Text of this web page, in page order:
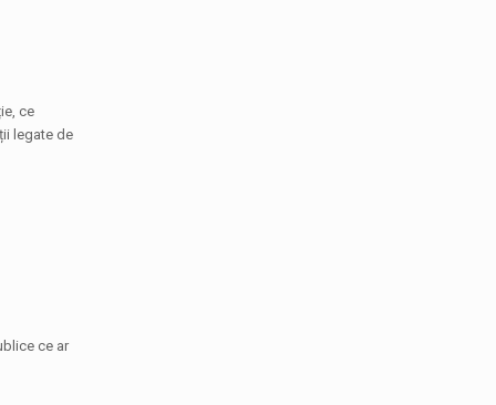
ce
legate de
ce ar